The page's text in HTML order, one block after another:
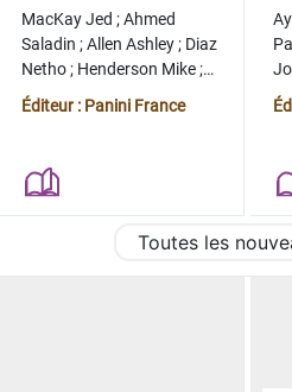
MacKay Jed ;Ahmed
Saladin ;Allen Ashley; Diaz
Netho; Henderson Mike;
Stegman Ryan
Éditeur : Panini France
Toutes les